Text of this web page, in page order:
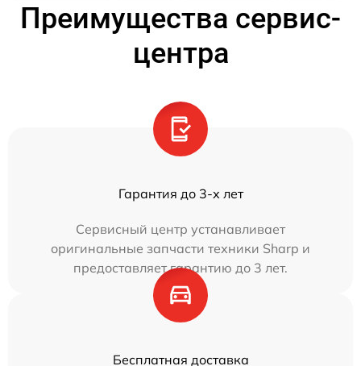
Преимущества сервис-
центра
Гарантия до 3-х лет
Сервисный центр устанавливает
оригинальные запчасти техники Sharp и
предоставляет гарантию до 3 лет.
Бесплатная доставка